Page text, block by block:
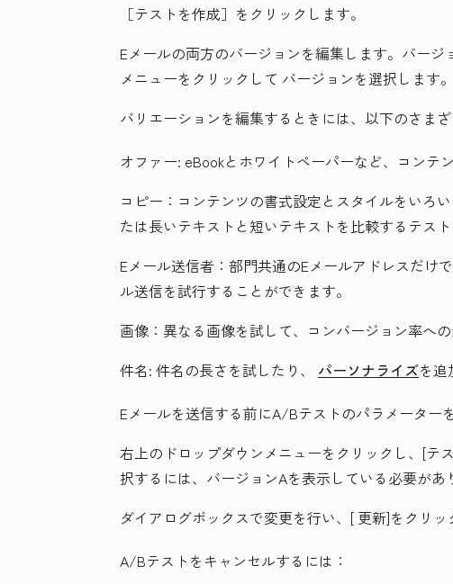
［テストを作成］ をクリックします。
Eメールの両方のバージョンを編集します。バー
メニューをクリックして バージョンを選択します。
バリエーションを編集するときには、以下のさま
オファー: eBookとホワイトペーパーなど、コンテ
コピー： コンテンツの書式設定とスタイルをいろ
たは長いテキストと短いテキストを比較するテス
Eメール送信者： 部門共通のEメールアドレスだけ
ル送信を試行することができます。
画像： 異なる画像を試して、コンバージョン率へ
件名: 件名の長さを試したり、 パーソナライズを追
Eメールを送信する前にA/Bテストのパラメーター
右上の ドロップダウンメニューをクリックし、[テ
択するには、バージョンAを表示している必要があ
ダイアログボックスで変更を行い、[ 更新]をクリッ
A/Bテストをキャンセルするには：